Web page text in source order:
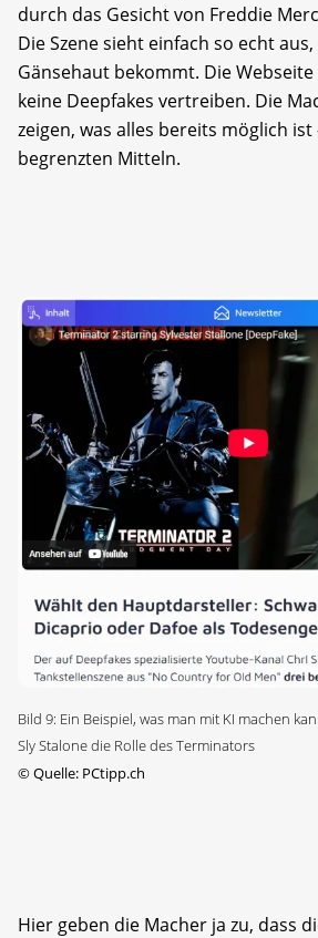
durch das Gesicht von Freddie
Die Szene sieht einfach so echt
Gänsehaut bekommt. Die
keine Deepfakes vertreiben. Die
zeigen, was alles bereits möglich
begrenzten Mitteln.
Bild 9: Ein Beispiel, was man mit KI machen
Sly Stalone die Rolle des Terminators
©Quelle: PCtipp.ch
Hier geben die Macher ja zu, dass